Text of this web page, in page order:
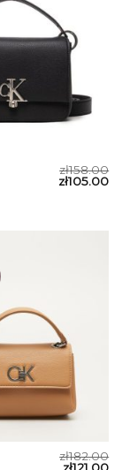
zł158.00
zł105.00
zł182.00